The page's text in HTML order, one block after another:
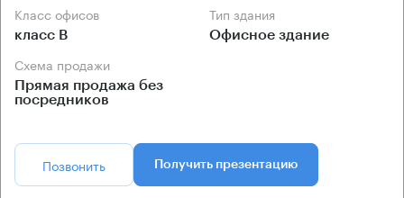
Класс офисов
класс B
Тип здания
Офисное здание
Схема продажи
Прямая продажа без
посредников
Позвонить Получить презентацию